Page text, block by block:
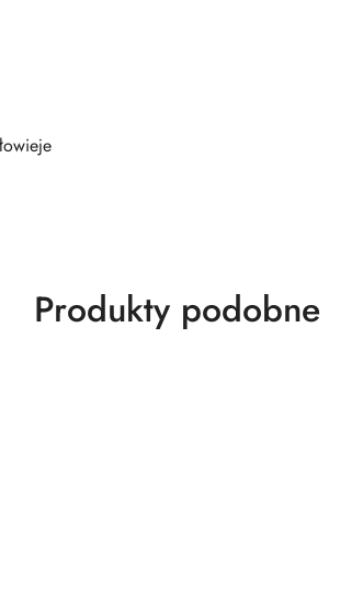
Produkty
Produkty podobne